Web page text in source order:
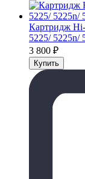
Картридж
5225/ 5225n/
3 800 ₽